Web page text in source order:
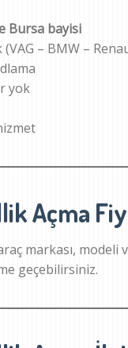
Bursa bayisi
– BMW –
yok
Açma
markası,
geçebilirsiniz.